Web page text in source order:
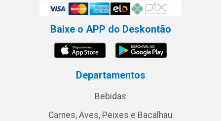
Baixe o APP do Deskontão
Departamentos
Bebidas
Carnes, Aves, Peixes e Bacalhau